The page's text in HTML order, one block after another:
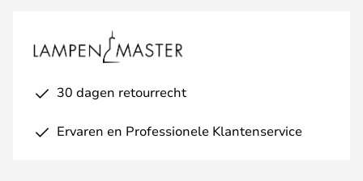
30 dagen retourrecht
Ervaren en Professionele Klantenservice